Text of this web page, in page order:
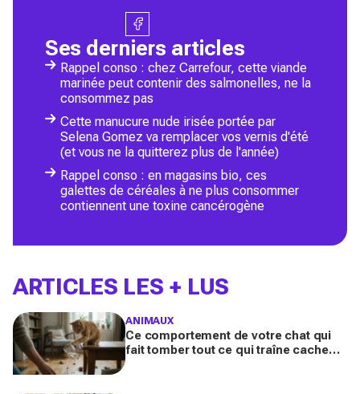
Ses derniers articles
Rappel conso : chez Carrefour, cette viande
marinée peut contenir des salmonelles, ne la
consommez pas
Cette manucure nude irisée portée par
Selena Gomez va remplacer vos vernis d'été
(et vous ne la quitterez plus de l'année)
Rappel conso : en magasins bio, ces
galettes de céréales à ne plus consommer
contiennent une toxine cancérogène
ARTICLES LES + LUS
ANIMAUX
Ce comportement de votre chat qui
fait tomber tout ce qui traîne cache